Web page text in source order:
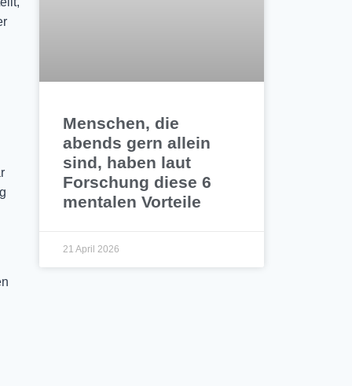
Menschen, die
abends gern allein
sind, haben laut
Forschung diese 6
mentalen Vorteile
21 April 2026